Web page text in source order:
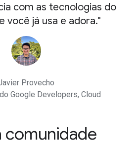
com as tecnologias do
você já usa e adora."
Provecho
Google Developers, Cloud
comunidade